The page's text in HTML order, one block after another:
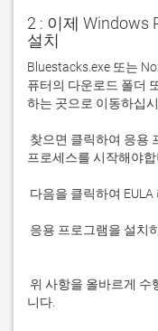
2 : 이제 Windows
설치
Bluestacks.exe 또는
퓨터의 다운로드 폴더
니다.